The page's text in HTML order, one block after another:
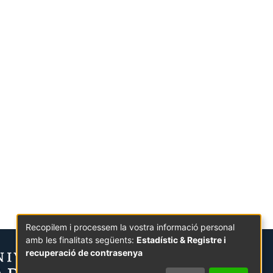
Recopilem i processem la vostra informació personal
amb les finalitats següents: Estadístic & Registre i
recuperació de contrasenya